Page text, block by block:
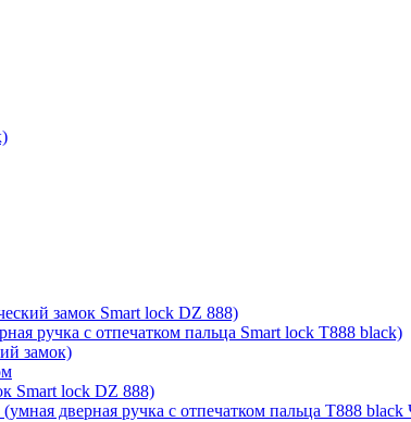
замок Smart lock DZ 888)
ручка с отпечатком пальца Smart lock T888 black)
замок)
Smart lock DZ 888)
дверная ручка с отпечатком пальца T888 black